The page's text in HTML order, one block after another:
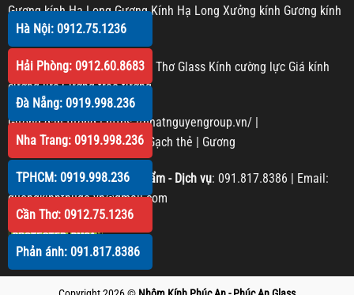
Gương kính Hạ LongGương Kính Hạ Long Xưởng kính Gương kính
Gương trang trí
Kính cường lực Cần ThơCần Thơ GlassKính cường lực Giá kính
cường lực Gương treo tường
Gương dán tường|https://nhatnguyengroup.vn/|
https://phucanglass.com/| Gạch thẻ Gương
Phản hồi Chất lượng sản phẩm - Dịch vụ: 091.817.8386 | Email:
guongkinhthudo.vn@gmail.com
Hà Nội: 0912.75.1236
Hải Phòng: 0912.60.8683
Đà Nẵng: 0919.998.236
Nha Trang: 0919.998.236
TPHCM: 0919.998.236
Cần Thơ: 0912.75.1236
Phản ánh: 091.817.8386